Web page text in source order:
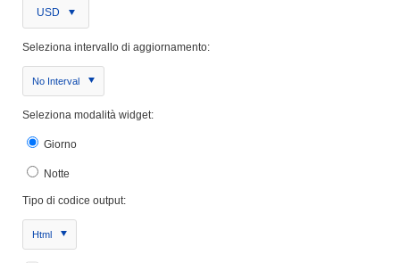
USD
Seleziona intervallo di aggiornamento:
No Interval
Seleziona modalità widget:
Giorno
Notte
Tipo di codice output:
Html